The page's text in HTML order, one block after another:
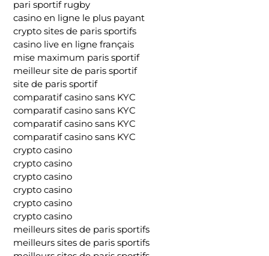
pari sportif rugby
casino en ligne le plus payant
crypto sites de paris sportifs
casino live en ligne français
mise maximum paris sportif
meilleur site de paris sportif
site de paris sportif
comparatif casino sans KYC
comparatif casino sans KYC
comparatif casino sans KYC
comparatif casino sans KYC
crypto casino
crypto casino
crypto casino
crypto casino
crypto casino
crypto casino
meilleurs sites de paris sportifs
meilleurs sites de paris sportifs